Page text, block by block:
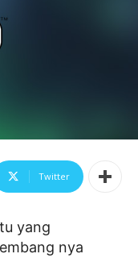
Twitter
yang
nya